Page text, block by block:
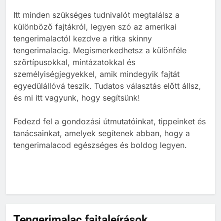
tartása
BLOG ELHELYEZÉSÜK
2
Barackot ehet a tengerimalac?
TÁPLÁLÁS
Banánt ehet a tengerimalac?
TÁPLÁLÁS TENGERIMALAC TARTÁS
Kopasz tengerimalac tartása:
minden, amit tudnod kell
Itt minden szükséges tudnivalót megtalálsz a
különböző fajtákról, legyen szó az amerikai
tengerimalactól kezdve a ritka skinny
tengerimalacig. Megismerkedhetsz a különféle
szőrtípusokkal, mintázatokkal és
személyiségjegyekkel, amik mindegyik fajtát
egyedülállóvá teszik. Tudatos választás előtt állsz,
és mi itt vagyunk, hogy segítsünk!
Fedezd fel a gondozási útmutatóinkat, tippeinket és
tanácsainkat, amelyek segítenek abban, hogy a
tengerimalacod egészséges és boldog legyen.